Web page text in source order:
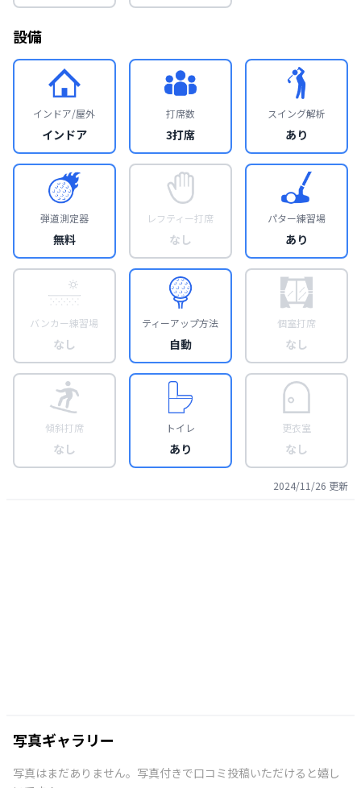
設備
インドア/屋外
インドア
打席数
3打席
スイング解析
あり
弾道測定器
無料
レフティー打席
なし
パター練習場
あり
バンカー練習場
なし
ティーアップ方法
自動
個室打席
なし
傾斜打席
なし
トイレ
あり
更衣室
なし
2024/11/26 更新
写真ギャラリー
写真はまだありません。写真付きで口コミ投稿いただけると嬉し